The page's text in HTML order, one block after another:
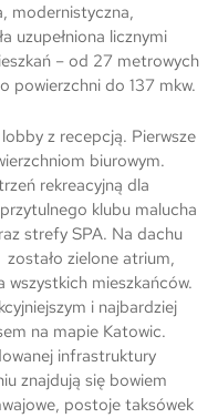
modernistyczna,
uzupełniona licznymi
– od 27 metrowych
powierzchni do 137 mkw.
z recepcją. Pierwsze
biurowym.
rekreacyjną dla
klubu malucha
strefy SPA. Na dachu
zostało zielone atrium,
mieszkańców.
i najbardziej
na mapie Katowic.
infrastruktury
znajdują się bowiem
postoje taksówek